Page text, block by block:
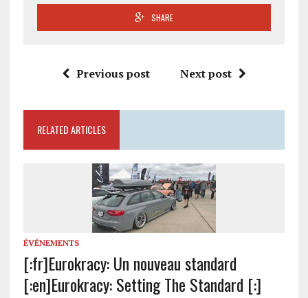
SHARE
Previous post Next post
RELATED ARTICLES
ÉVÉNEMENTS
[:fr]Eurokracy: Un nouveau standard
[:en]Eurokracy: Setting The Standard [:]